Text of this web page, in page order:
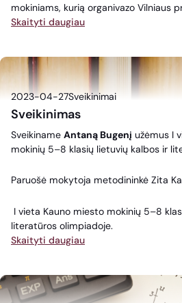
mokiniams, kurią organivazo Vilniaus
Skaityti daugiau
2023-04-27Sveikinimai
Sveikinimas
Sveikiname Antaną Bugenį užėmus I
mokinių 5–8 klasių lietuvių kalbos ir
Paruošė mokytoja metodininkė Zita
I vieta Kauno miesto mokinių 5–8
literatūros olimpiadoje.
Skaityti daugiau